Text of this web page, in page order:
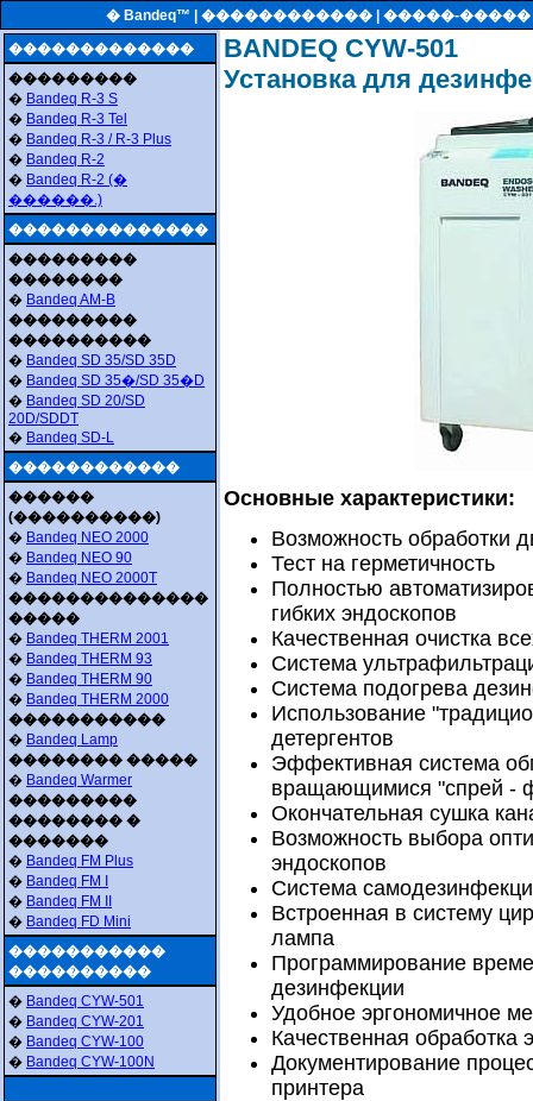
� Bandeq™ | ������������
| �����-�����
�������������
���������
� Bandeq R-3 S
� Bandeq R-3 Tel
� Bandeq R-3 / R-3 Plus
� Bandeq R-2
� Bandeq R-2 (�
������.)
��������������
���������
��������
� Bandeq AM-B
���������
����������
� Bandeq SD 35/SD 35D
� Bandeq SD 35�/SD 35�D
� Bandeq SD 20/SD
20D/SDDT
� Bandeq SD-L
������������
������
(����������)
� Bandeq NEO 2000
� Bandeq NEO 90
� Bandeq NEO 2000T
��������������
�����
� Bandeq THERM 2001
� Bandeq THERM 93
� Bandeq THERM 90
� Bandeq THERM 2000
�����������
� Bandeq Lamp
�������� �����
� Bandeq Warmer
���������
�������� �
�������
� Bandeq FM Plus
� Bandeq FM I
� Bandeq FM II
� Bandeq FD Mini
�����������
����������
� Bandeq CYW-501
� Bandeq CYW-201
� Bandeq CYW-100
� Bandeq CYW-100N
BANDEQ CYW-501
Установка для
Основные характеристики:
Возможность обработки
Тест на герметичность
Полностью
гибких эндоскопов
Качественная очистка
Система
Система подогрева
Использование
детергентов
Эффективная система
вращающимися "спрей -
Окончательная сушка
Возможность выбора
эндоскопов
Система
Встроенная в систему
лампа
Программирование
дезинфекции
Удобное эргономичное
Качественная обработка
Документирование
принтера